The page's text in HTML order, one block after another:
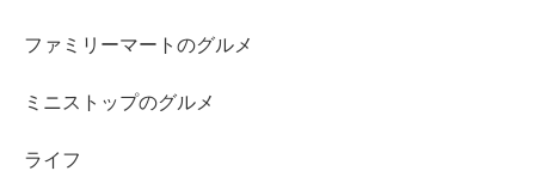
ファミリーマートのグルメ
ミニストップのグルメ
ライフ